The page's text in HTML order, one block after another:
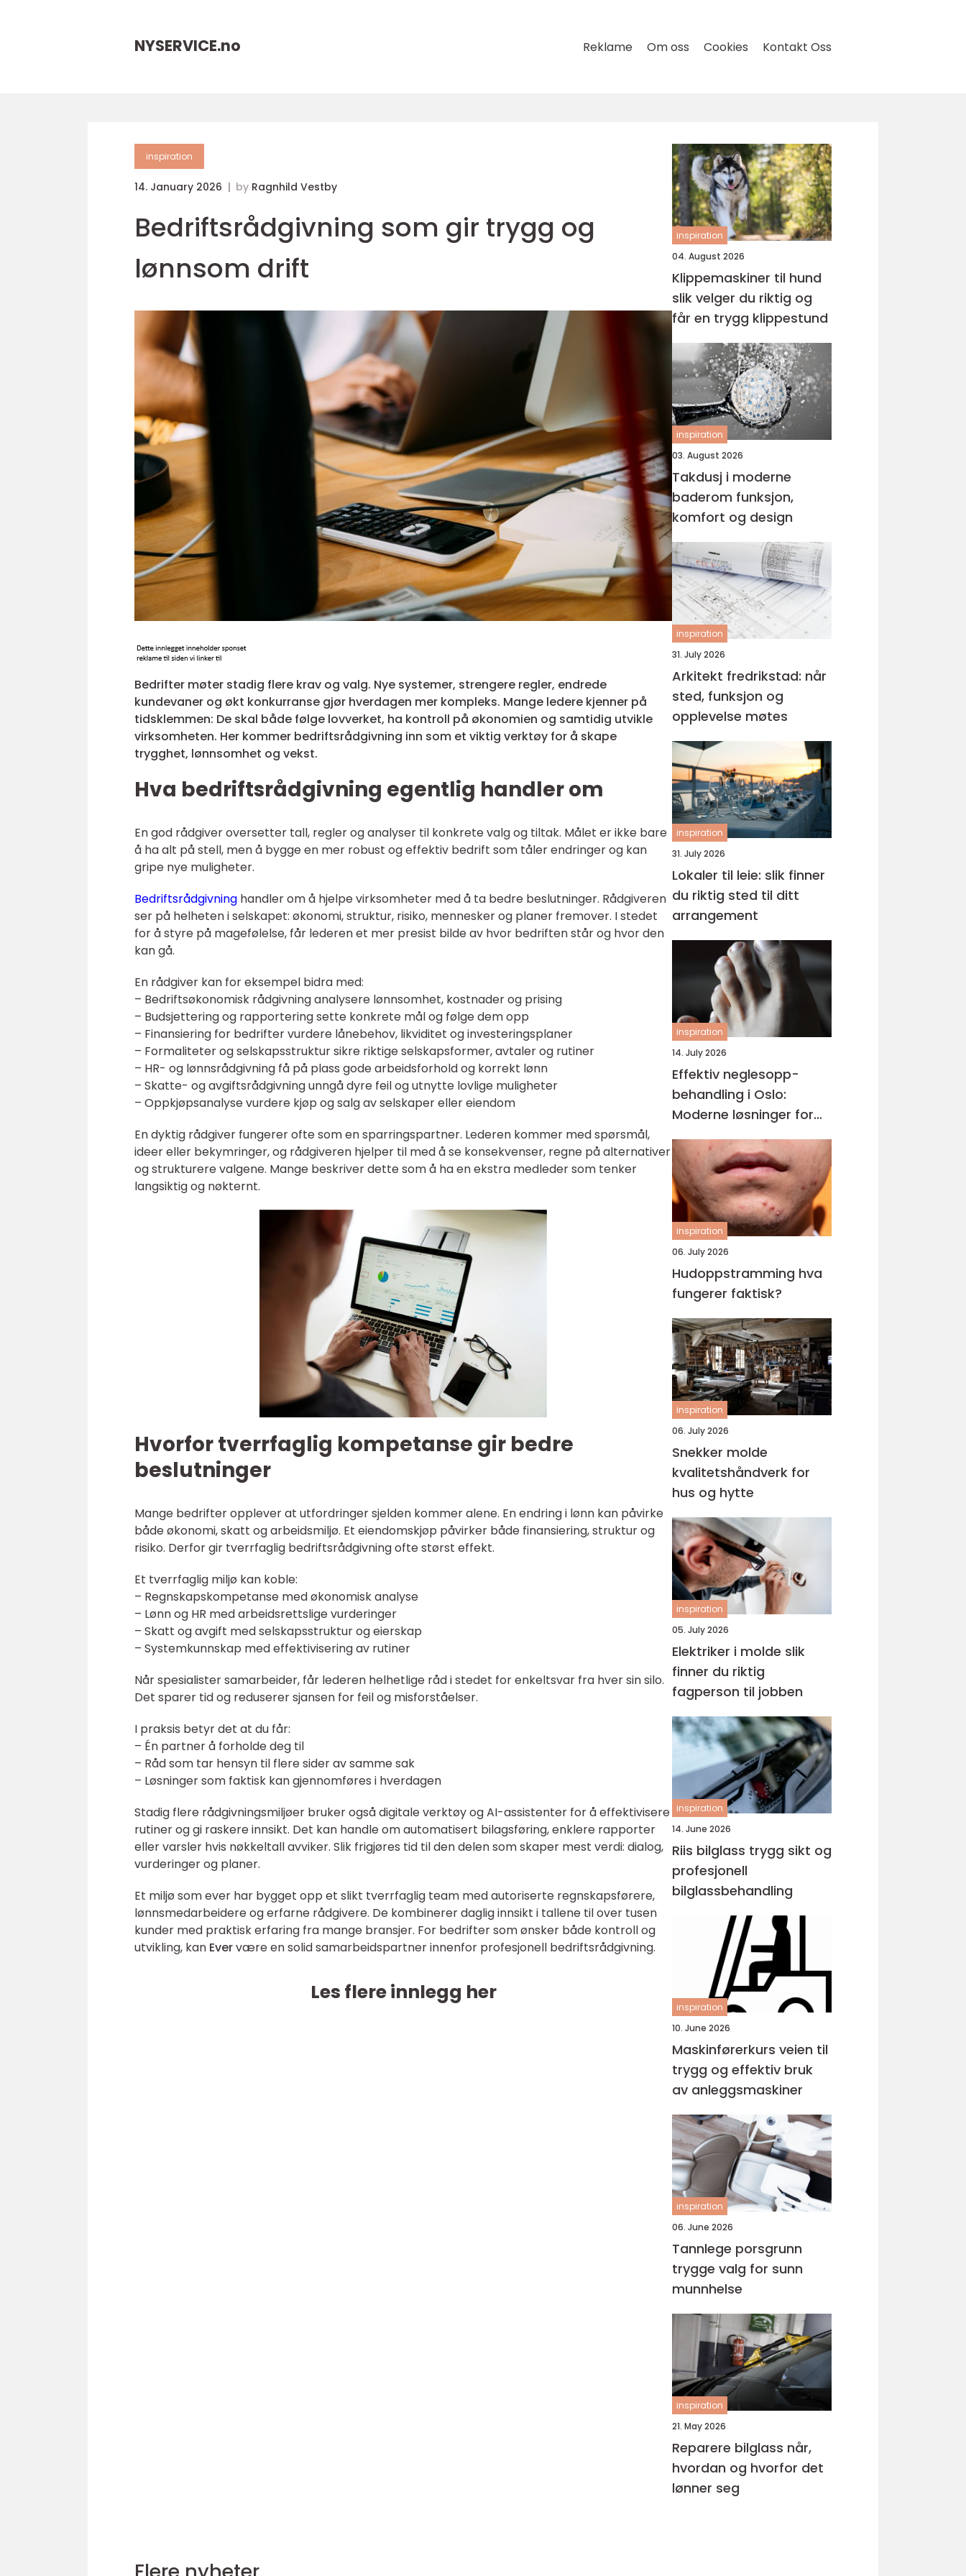
NYSERVICE.no Reklame Om oss Cookies Kontakt Oss
inspiration
14. January 2026 by Ragnhild Vestby
Bedriftsrådgivning som gir trygg og
lønnsom drift
Bedrifter møter stadig flere krav og valg. Nye systemer, strengere regler, endrede
kundevaner og økt konkurranse gjør hverdagen mer kompleks. Mange ledere kjenner på
tidsklemmen: De skal både følge lovverket, ha kontroll på økonomien og samtidig utvikle
virksomheten. Her kommer bedriftsrådgivning inn som et viktig verktøy for å skape
trygghet, lønnsomhet og vekst.
Hva bedriftsrådgivning egentlig handler om
En god rådgiver oversetter tall, regler og analyser til konkrete valg og tiltak. Målet er ikke bare
å ha alt på stell, men å bygge en mer robust og effektiv bedrift som tåler endringer og kan
gripe nye muligheter.
Bedriftsrådgivning handler om å hjelpe virksomheter med å ta bedre beslutninger. Rådgiveren
ser på helheten i selskapet: økonomi, struktur, risiko, mennesker og planer fremover. I stedet
for å styre på magefølelse, får lederen et mer presist bilde av hvor bedriften står og hvor den
kan gå.
En rådgiver kan for eksempel bidra med:
– Bedriftsøkonomisk rådgivning analysere lønnsomhet, kostnader og prising
– Budsjettering og rapportering sette konkrete mål og følge dem opp
– Finansiering for bedrifter vurdere lånebehov, likviditet og investeringsplaner
– Formaliteter og selskapsstruktur sikre riktige selskapsformer, avtaler og rutiner
– HR- og lønnsrådgivning få på plass gode arbeidsforhold og korrekt lønn
– Skatte- og avgiftsrådgivning unngå dyre feil og utnytte lovlige muligheter
– Oppkjøpsanalyse vurdere kjøp og salg av selskaper eller eiendom
En dyktig rådgiver fungerer ofte som en sparringspartner. Lederen kommer med spørsmål,
ideer eller bekymringer, og rådgiveren hjelper til med å se konsekvenser, regne på alternativer
og strukturere valgene. Mange beskriver dette som å ha en ekstra medleder som tenker
langsiktig og nøkternt.
Hvorfor tverrfaglig kompetanse gir bedre
beslutninger
Mange bedrifter opplever at utfordringer sjelden kommer alene. En endring i lønn kan påvirke
både økonomi, skatt og arbeidsmiljø. Et eiendomskjøp påvirker både finansiering, struktur og
risiko. Derfor gir tverrfaglig bedriftsrådgivning ofte størst effekt.
Et tverrfaglig miljø kan koble:
– Regnskapskompetanse med økonomisk analyse
– Lønn og HR med arbeidsrettslige vurderinger
– Skatt og avgift med selskapsstruktur og eierskap
– Systemkunnskap med effektivisering av rutiner
Når spesialister samarbeider, får lederen helhetlige råd i stedet for enkeltsvar fra hver sin silo.
Det sparer tid og reduserer sjansen for feil og misforståelser.
I praksis betyr det at du får:
– Én partner å forholde deg til
– Råd som tar hensyn til flere sider av samme sak
– Løsninger som faktisk kan gjennomføres i hverdagen
Stadig flere rådgivningsmiljøer bruker også digitale verktøy og AI-assistenter for å effektivisere
rutiner og gi raskere innsikt. Det kan handle om automatisert bilagsføring, enklere rapporter
eller varsler hvis nøkkeltall avviker. Slik frigjøres tid til den delen som skaper mest verdi: dialog,
vurderinger og planer.
Et miljø som ever har bygget opp et slikt tverrfaglig team med autoriserte regnskapsførere,
lønnsmedarbeidere og erfarne rådgivere. De kombinerer daglig innsikt i tallene til over tusen
kunder med praktisk erfaring fra mange bransjer. For bedrifter som ønsker både kontroll og
utvikling, kan Evervære en solid samarbeidspartner innenfor profesjonell bedriftsrådgivning.
Les flere innlegg her
inspiration
04. August 2026
Klippemaskiner til hund
slik velger du riktig og
får en trygg klippestund
inspiration
03. August 2026
Takdusj i moderne
baderom funksjon,
komfort og design
inspiration
31. July 2026
Arkitekt fredrikstad: når
sted, funksjon og
opplevelse møtes
inspiration
31. July 2026
Lokaler til leie: slik finner
du riktig sted til ditt
arrangement
inspiration
14. July 2026
Effektiv neglesopp-
behandling i Oslo:
Moderne løsninger for
friske negler og varig
effekt
inspiration
06. July 2026
Hudoppstramming hva
fungerer faktisk?
inspiration
06. July 2026
Snekker molde
kvalitetshåndverk for
hus og hytte
inspiration
05. July 2026
Elektriker i molde slik
finner du riktig
fagperson til jobben
inspiration
14. June 2026
Riis bilglass trygg sikt og
profesjonell
bilglassbehandling
inspiration
10. June 2026
Maskinførerkurs veien til
trygg og effektiv bruk
av anleggsmaskiner
inspiration
06. June 2026
Tannlege porsgrunn
trygge valg for sunn
munnhelse
inspiration
21. May 2026
Reparere bilglass når,
hvordan og hvorfor det
lønner seg